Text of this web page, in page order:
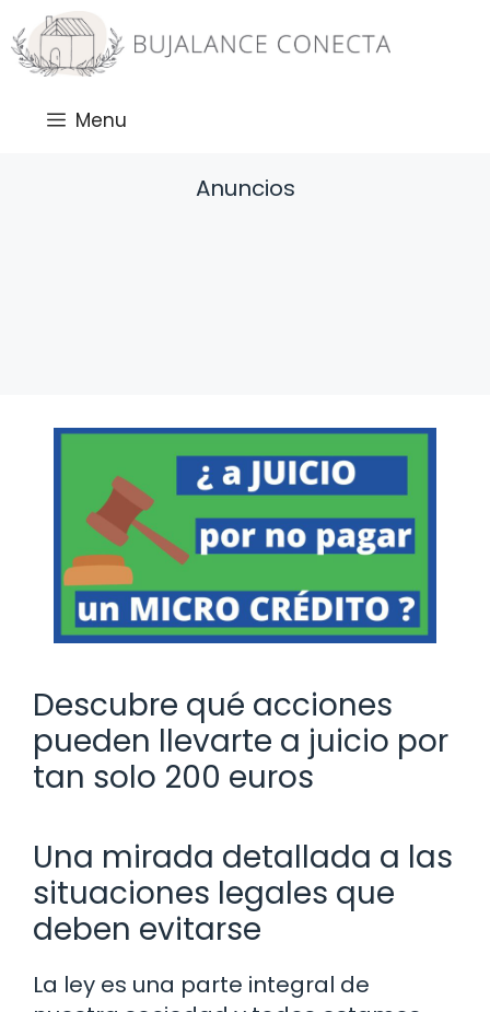
Saltar
al
contenido
Menu
Anuncios
Descubre qué acciones
pueden llevarte a juicio por
tan solo 200 euros
Una mirada detallada a las
situaciones legales que
deben evitarse
La ley es una parte integral de